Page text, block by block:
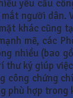
yêu cầu
người
khác cũng
mẽ, các
nhiều (bao
thư ký giúp
công chứng
phù hợp